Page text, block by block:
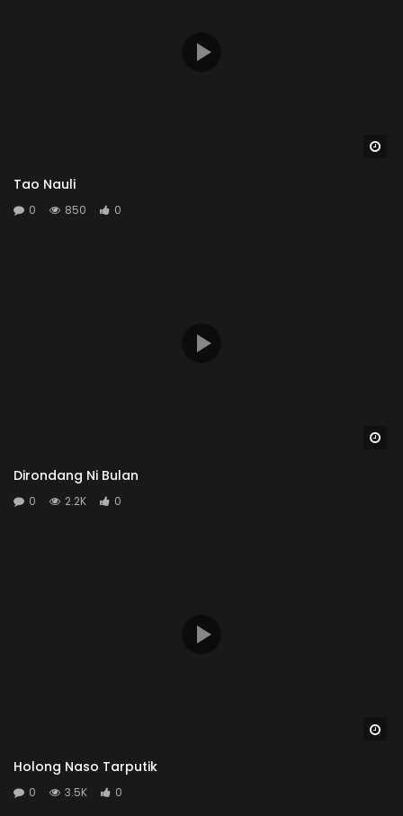
Tao Nauli
0 850 0
Dirondang Ni Bulan
0 2.2K 0
Holong Naso Tarputik
0 3.5K 0